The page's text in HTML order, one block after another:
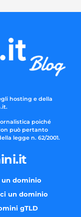
hosting e della
poiché
può pertanto
legge n. 62/2001.
un dominio
un dominio
gTLD